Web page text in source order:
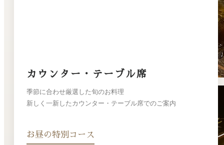
カウンター・テーブル席
季節に合わせ厳選した旬のお料理
新しく一新したカウンター・テーブル席でのご案内
お昼の特別コース